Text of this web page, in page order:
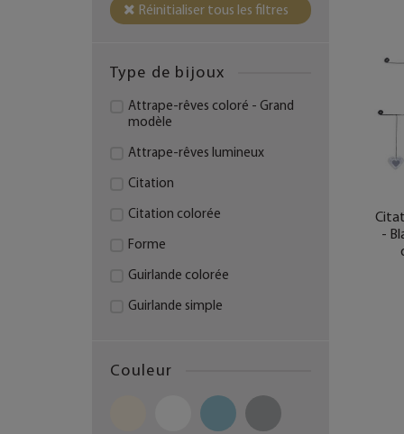
Réinitialiser tous les filtres
Type de bijoux
Attrape-rêves coloré - Grand
modèle
Attrape-rêves lumineux
Citation
Citation colorée
Forme
Guirlande colorée
Guirlande simple
Message avec forme
Message coloré - Grand
Couleur
-